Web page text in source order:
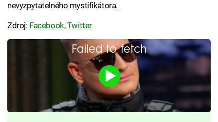
nevyzpytatelného mystifikátora.
Zdroj: Facebook,Twitter
Failed to fetch